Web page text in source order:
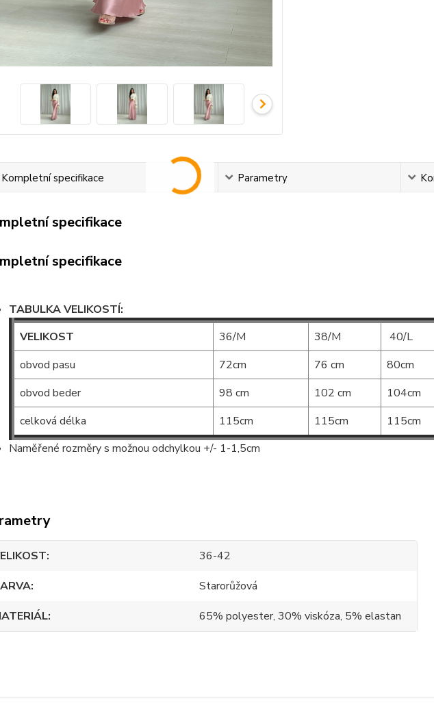
Kompletní specifikace Parametry
specifikace
specifikace
TABULKA VELIKOSTÍ:
VELIKOST
36/M 38/M 40/L
obvod pasu
72cm 76 cm 80cm
obvod beder
98 cm 102 cm 104cm
celková délka
115cm 115cm 115cm
Naměřené rozměry s možnou odchylkou +/- 1-1,5cm
36-42
Starorůžová
65% polyester, 30% viskóza, 5% elastan